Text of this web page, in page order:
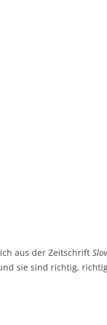
aus der Zeitschrift
sie sind richtig,